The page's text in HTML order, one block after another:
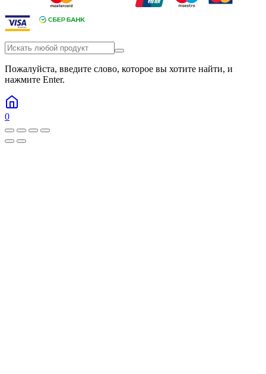
Пожалуйста, введите слово, которое вы хотите найти, и
нажмите Enter.
0